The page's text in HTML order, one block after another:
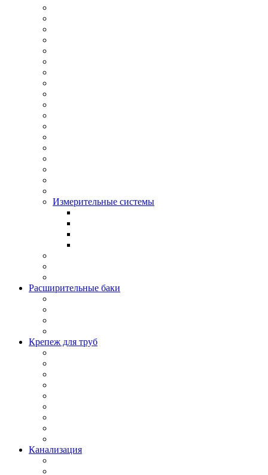
Измерительные системы
Расширительные баки
Крепеж для труб
Канализация